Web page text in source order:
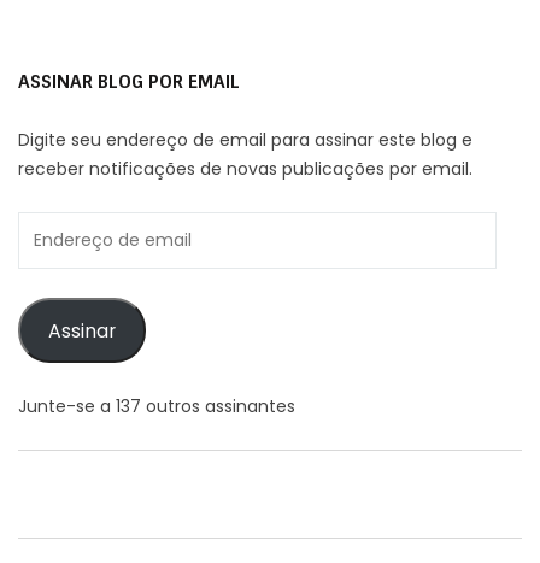
ASSINAR BLOG POR EMAIL
Digite seu endereço de email para assinar este blog e
receber notificações de novas publicações por email.
Assinar
Junte-se a 137 outros assinantes